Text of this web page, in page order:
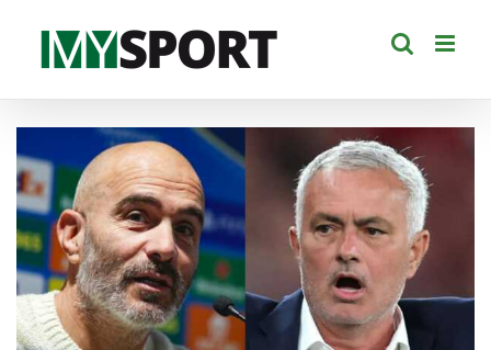
content
Larger
Image